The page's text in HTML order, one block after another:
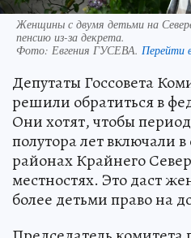
Женщины с двумя детьми на
пенсию из-за декрета.
Фото: Евгения ГУСЕВА. Перейти
Депутаты Госсовета
решили обратиться в
Они хотят, чтобы
полутора лет включали
районах Крайнего
местностях. Это даст
более детьми право на